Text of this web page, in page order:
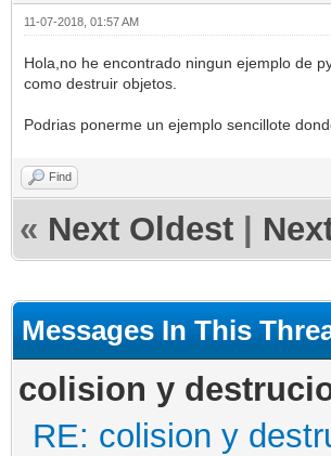
11-07-2018, 01:57 AM
Hola,no he encontrado ningun ejemplo de
como destruir objetos.
Podrias ponerme un ejemplo sencillote
Find
« Next Oldest
Messages In This
colision y
RE: colision y